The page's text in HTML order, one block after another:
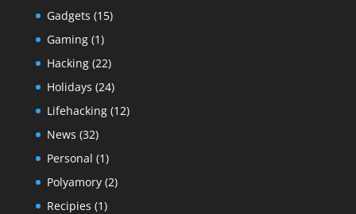
Gadgets (15)
Gaming(1)
Hacking(22)
Holidays (24)
Lifehacking(12)
News (32)
Personal (1)
Polyamory(2)
Recipies (1)